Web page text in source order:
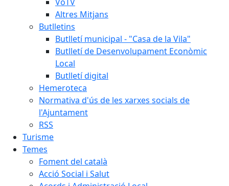
Altres Mitjans
Butlletins
Butlletí municipal - "Casa de la Vila"
Butlletí de Desenvolupament Econòmic
Local
Butlletí digital
Hemeroteca
Normativa d'ús de les xarxes socials de
l'Ajuntament
RSS
Turisme
Temes
Foment del català
Acció Social i Salut